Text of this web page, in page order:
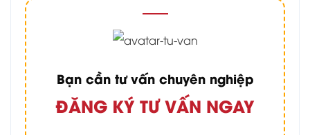
Bạn cần tư vấn chuyên nghiệp
ĐĂNG KÝ TƯ VẤN NGAY